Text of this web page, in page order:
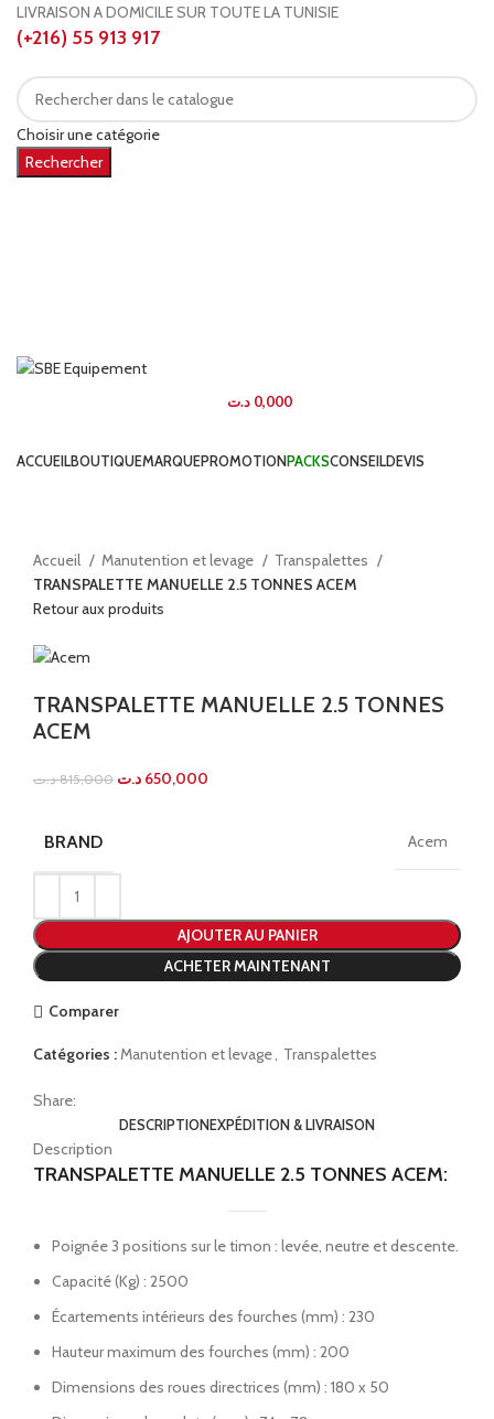
LIVRAISON A DOMICILE SUR TOUTE LA TUNISIE
(+216) 55 913 917
Choisir une catégorie
Rechercher
0,000 د.ت
ACCUEILBOUTIQUEMARQUEPROMOTIONPACKSCONSEILDEVIS
Accueil
Manutention et levage
Transpalettes
TRANSPALETTE MANUELLE 2.5 TONNES ACEM
Retour aux produits
TRANSPALETTE MANUELLE 2.5 TONNES
ACEM
815,000 د.ت 650,000 د.ت
BRAND Acem
AJOUTER AU PANIER
ACHETER MAINTENANT
Comparer
Catégories :Manutention et levage, Transpalettes
Share:
DESCRIPTIONEXPÉDITION & LIVRAISON
Description
TRANSPALETTE MANUELLE 2.5 TONNES ACEM:
Poignée 3 positions sur le timon : levée, neutre et descente.
Capacité (Kg) : 2500
Écartements intérieurs des fourches (mm) : 230
Hauteur maximum des fourches (mm) : 200
Dimensions des roues directrices (mm) : 180 x 50